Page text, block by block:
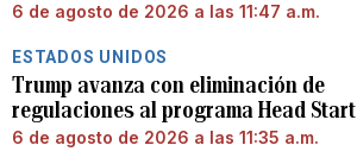
6 de agosto de 2026 a las 11:47 a.m.
ESTADOS UNIDOS
Trump avanza con eliminación de
regulaciones al programa Head Start
6 de agosto de 2026 a las 11:35 a.m.